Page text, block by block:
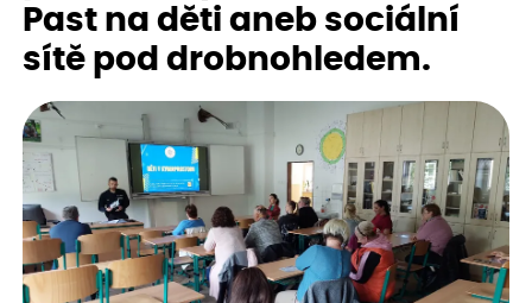
Past na děti aneb sociální
sítě pod drobnohledem.